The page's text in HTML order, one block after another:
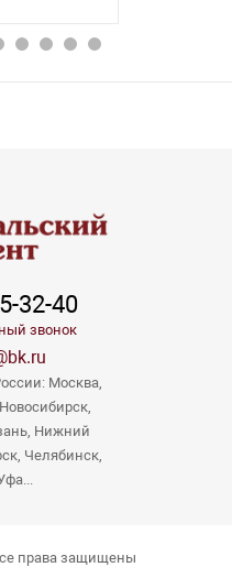
32-40
звонок
Москва,
Нижний
Челябинск,
права защищены